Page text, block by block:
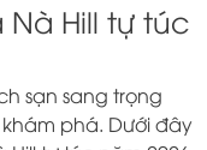
Nà Hill tự túc
sạn sang trọng
phá. Dưới đây